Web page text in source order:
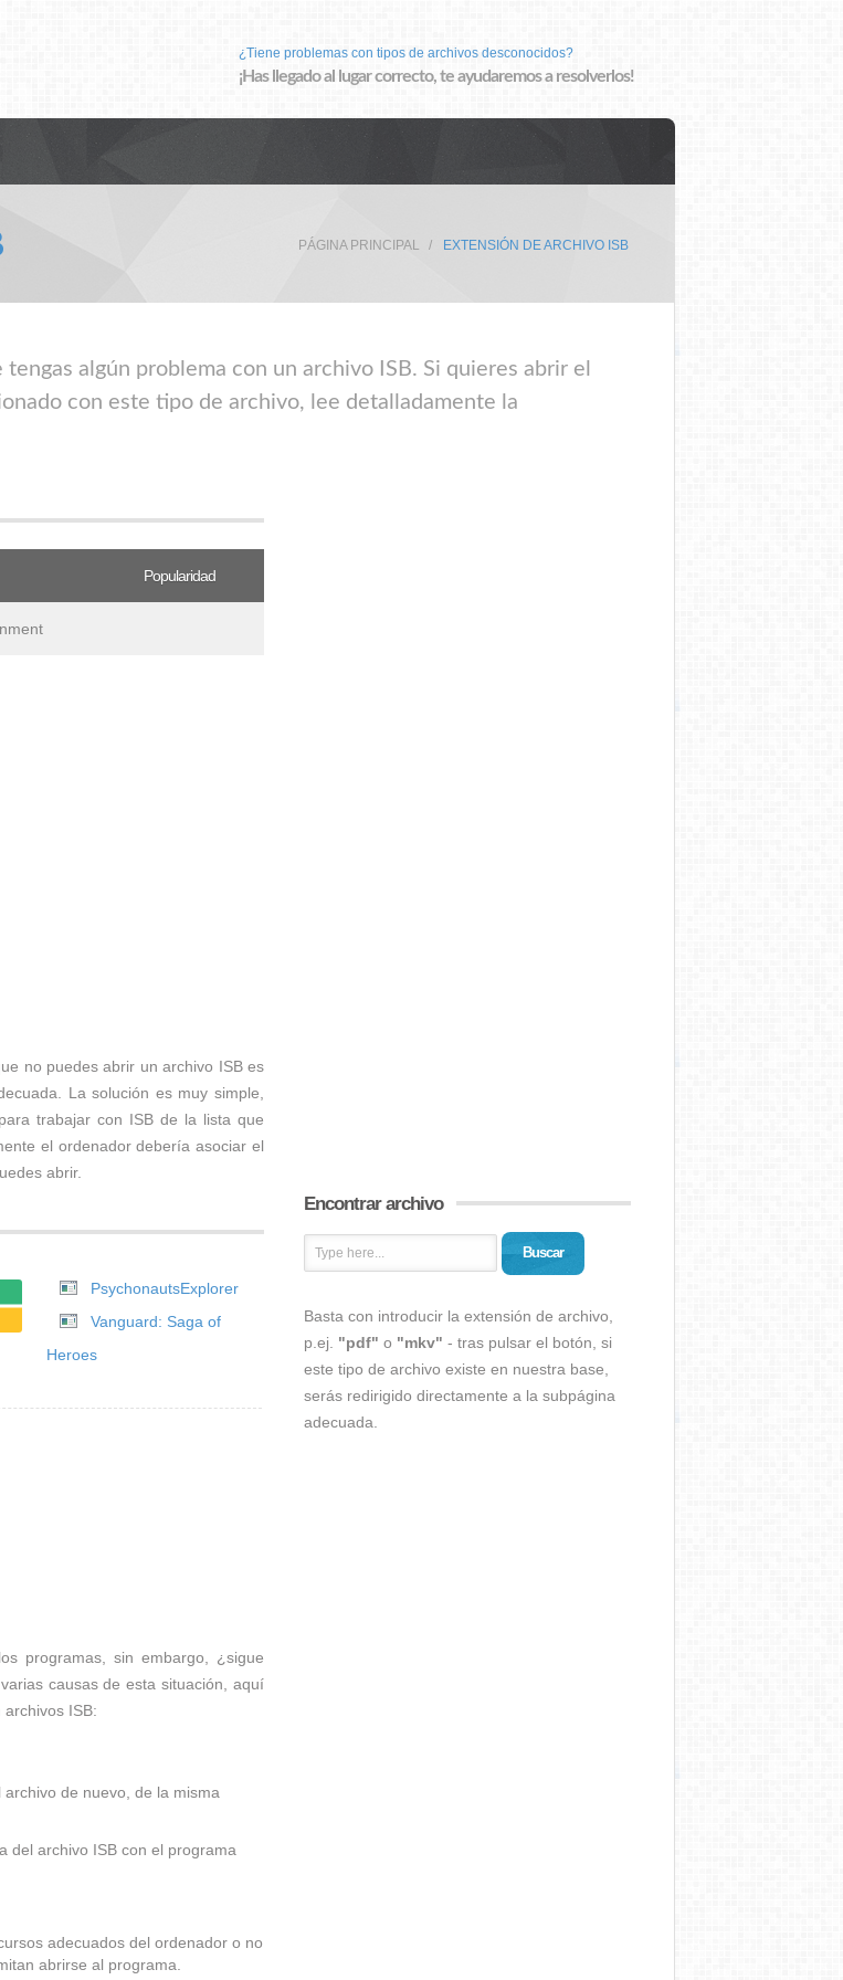
¿Tiene problemas con tipos de archivos desconocidos?
¡Has llegado al lugar correcto, te ayudaremos a resolverlos!
PÁGINA PRINCIPAL EXTENSIÓN DE ARCHIVO ISB
algún problema con un archivo ISB. Si quieres abrir el
con este tipo de archivo, lee detalladamente la
Popularidad
no puedes abrir un archivo ISB es
La solución es muy simple,
trabajar con ISB de la lista que
el ordenador debería asociar el
abrir.
PsychonautsExplorer
Vanguard: Saga of
Heroes
programas, sin embargo, ¿sigue
causas de esta situación, aquí
ISB:
de nuevo, de la misma
del archivo ISB con el programa
adecuados del ordenador o no
abrirse al programa.
Encontrar archivo
Buscar
Basta con introducir la extensión de archivo,
p.ej. "pdf" o "mkv" - tras pulsar el botón, si
este tipo de archivo existe en nuestra base,
serás redirigido directamente a la subpágina
adecuada.